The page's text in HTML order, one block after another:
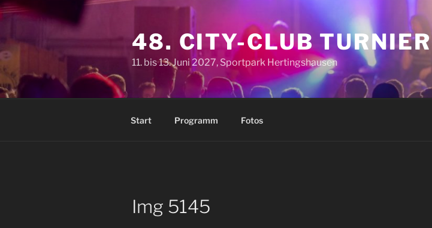
Zum
Inhalt
48. CITY-CLUB TURNIER
11. bis 13. Juni 2027, Sportpark Hertingshausen
Start Programm Fotos
Img 5145